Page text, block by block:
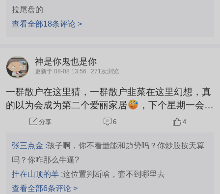
拉尾盘的
查看全部18条评论 >
神是你鬼也是你
更新于 08-08 13:56 271次浏览
一群散户在这里猜，一群散户韭菜在这里幻想，真
的以为会成为第二个爱丽家居
，下个星期一会给
你一个就老实了
分享 6 4
张三点金 :孩子啊，你不看量能和趋势吗？你炒股按天算
吗？你咋那么牛逼?
挂在山顶的羊 :这位置判断啥，套不到哪里去
查看全部6条评论 >